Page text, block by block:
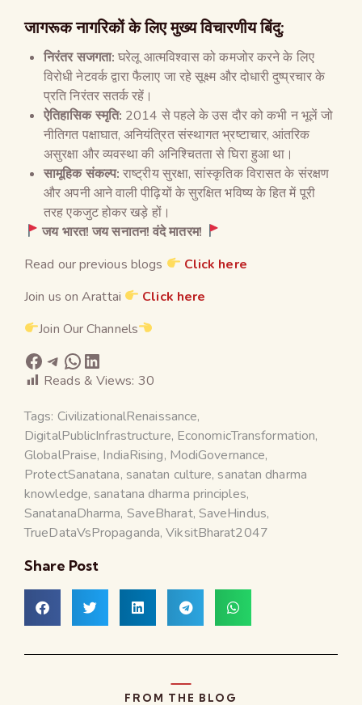
जागरूक नागरिकों के लिए मुख्य विचारणीय बिंदु:
निरंतर सजगता: घरेलू आत्मविश्वास को कमजोर करने के लिए
विरोधी नेटवर्क द्वारा फैलाए जा रहे सूक्ष्म और दोधारी दुष्प्रचार के
प्रति निरंतर सतर्क रहें।
ऐतिहासिक स्मृति: 2014 से पहले के उस दौर को कभी न भूलें जो
नीतिगत पक्षाघात, अनियंत्रित संस्थागत भ्रष्टाचार, आंतरिक
असुरक्षा और व्यवस्था की अनिश्चितता से घिरा हुआ था।
सामूहिक संकल्प: राष्ट्रीय सुरक्षा, सांस्कृतिक विरासत के संरक्षण
और अपनी आने वाली पीढ़ियों के सुरक्षित भविष्य के हित में पूरी
तरह एकजुट होकर खड़े हों।
जय भारत! जय सनातन! वंदे मातरम!
Read our previous blogs
Click here
Join us on Arattai
Click here
Join Our Channels
Reads & Views: 30
Tags: CivilizationalRenaissance,
DigitalPublicInfrastructure, EconomicTransformation,
GlobalPraise, IndiaRising, ModiGovernance,
ProtectSanatana, sanatan culture, sanatan dharma
knowledge, sanatana dharma principles,
SanatanaDharma, SaveBharat, SaveHindus,
TrueDataVsPropaganda,ViksitBharat2047
Share Post
FROM THE BLOG